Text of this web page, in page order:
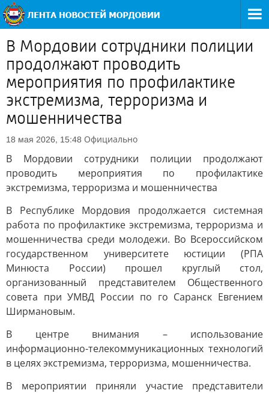
В Мордовии сотрудники полиции
продолжают проводить
мероприятия по профилактике
экстремизма, терроризма и
мошенничества
18 мая 2026, 15:48 Официально
В Мордовии сотрудники полиции продолжают
проводить мероприятия по профилактике
экстремизма, терроризма и мошенничества
В Республике Мордовия продолжается системная
работа по профилактике экстремизма, терроризма и
мошенничества среди молодежи. Во Всероссийском
государственном университете юстиции (РПА
Минюста России) прошел круглый стол,
организованный представителем Общественного
совета при УМВД России по го Саранск Евгением
Ширмановым.
В центре внимания – использование
информационно-телекоммуникационных технологий
в целях экстремизма, терроризма, мошенничества.
В мероприятии приняли участие представители